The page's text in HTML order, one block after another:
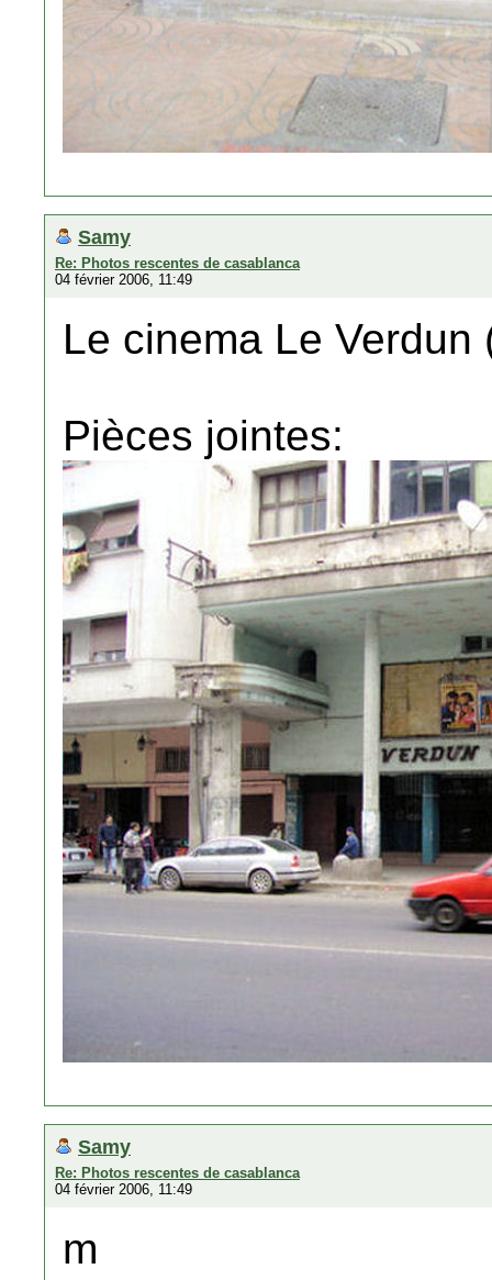
Samy
Re: Photos rescentes de casablanca
04 février 2006, 11:49
Le cinema Le Verdun
Pièces jointes:
Samy
Re: Photos rescentes de casablanca
04 février 2006, 11:49
m